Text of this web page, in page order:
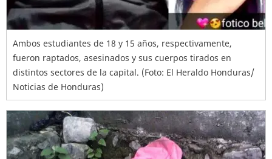
Ambos estudiantes de 18 y 15 años, respectivamente,
fueron raptados, asesinados y sus cuerpos tirados en
distintos sectores de la capital. (Foto: El Heraldo Honduras/
Noticias de Honduras)